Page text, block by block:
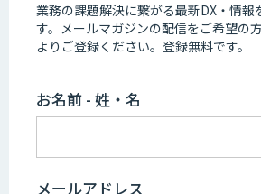
業務の課題解決に繋がる最新DX・情報
す。 メールマガジンの配信をご希望の
よりご登録ください。登録無料です。
お名前 - 姓・名
メールアドレス